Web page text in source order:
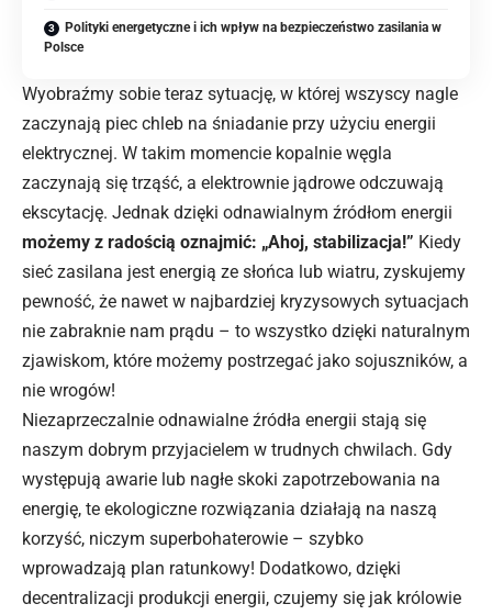
Polityki energetyczne i ich wpływ na bezpieczeństwo zasilania w
Polsce
Wyobraźmy sobie teraz sytuację, w której wszyscy nagle
zaczynają piec chleb na śniadanie przy użyciu energii
elektrycznej. W takim momencie kopalnie węgla
zaczynają się trząść, a elektrownie jądrowe odczuwają
ekscytację. Jednak dzięki odnawialnym źródłom energii
możemy z radością oznajmić: „Ahoj, stabilizacja!” Kiedy
sieć zasilana jest energią ze słońca lub wiatru, zyskujemy
pewność, że nawet w najbardziej kryzysowych sytuacjach
nie zabraknie nam prądu – to wszystko dzięki naturalnym
zjawiskom, które możemy postrzegać jako sojuszników, a
nie wrogów!
Niezaprzeczalnie odnawialne źródła energii stają się
naszym dobrym przyjacielem w trudnych chwilach. Gdy
występują awarie lub nagłe skoki zapotrzebowania na
energię, te ekologiczne rozwiązania działają na naszą
korzyść, niczym superbohaterowie – szybko
wprowadzają plan ratunkowy! Dodatkowo, dzięki
decentralizacji produkcji energii, czujemy się jak królowie